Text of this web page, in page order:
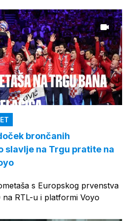
brončanih
slavlje na Trgu pratite na
s Europskog prvenstva
na RTL-u i platformi Voyo